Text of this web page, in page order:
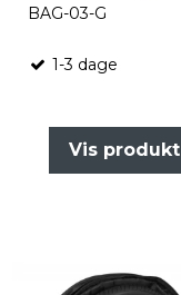
BAG-03-G
1-3 dage
Vis produkt